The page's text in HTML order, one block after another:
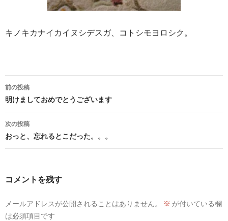
キノキカナイカイヌシデスガ、コトシモヨロシク。
投
稿
ナ
ビ
ゲ
ョ
前の投稿
明けましておめでとうございます
次の投稿
おっと、忘れるとこだった。。。
コメントを残す
メールアドレスが公開されることはありません。 ※ が付いている欄
は必須項目です